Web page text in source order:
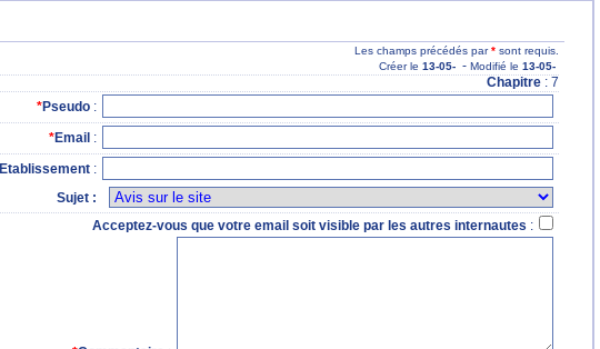
Les champs précédés par* sont requis.
Créer le 13-05- - Modifié le 13-05-
Chapitre : 7
*Pseudo :
*Email :
Etablissement :
Sujet :
Acceptez-vous que votre email soit visible par les autres internautes :